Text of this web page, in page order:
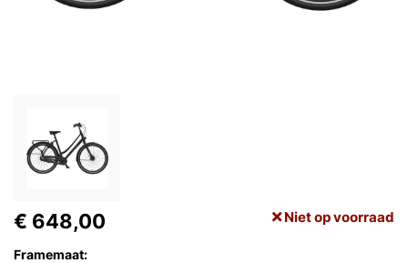
€ 648,00 Niet op voorraad
Framemaat: